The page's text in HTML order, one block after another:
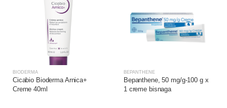
BIODERMA
Cicabio Bioderma Arnica+
Creme 40ml
BEPANTHENE
Bepanthene, 50 mg/g-100 g x
1 creme bisnaga